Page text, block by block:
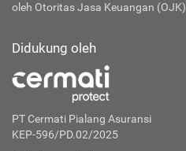
oleh Otoritas Jasa Keuangan (OJK)
Didukung oleh
PT Cermati Pialang Asuransi
KEP-596/PD.02/2025